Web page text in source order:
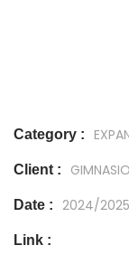
Category :
Client :
Date : 2024/2025
Link :